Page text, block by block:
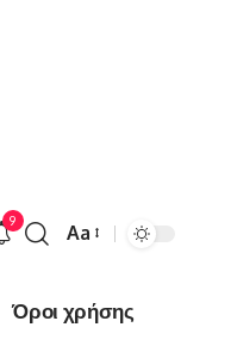
9
Font
Aa
Όροι χρήσης